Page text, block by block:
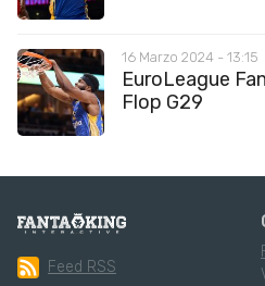
16 Marzo 2024 - 13:15
EuroLeague
Flop G29
Feed RSS